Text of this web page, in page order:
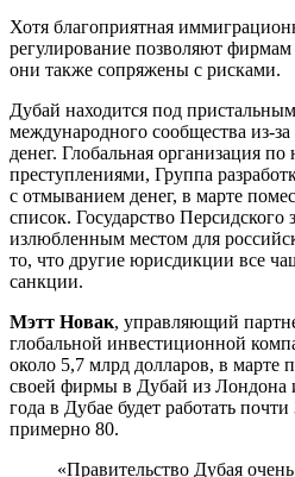
Хотя благоприятная
регулирование позволяют фирмам
они также сопряжены с рисками.
Дубай находится под
международного сообщества из-
денег. Глобальная организация
преступлениями, Группа
с отмыванием денег, в марте
список. Государство Персидского
излюбленным местом для
то, что другие юрисдикции все
санкции.
Мэтт Новак, управляющий
глобальной инвестиционной
около 5,7 млрд долларов, в марте
своей фирмы в Дубай из Лондона
года в Дубае будет работать
примерно 80.
«Правительство Дубая